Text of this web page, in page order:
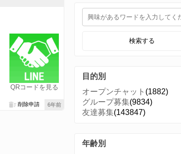
QRコードを見る
6年前
削除申請
検索する
目的別
オープンチャット (1882)
グループ募集(9834)
友達募集(143847)
年齢別